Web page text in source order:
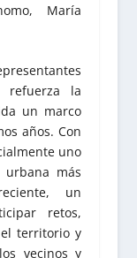
María
refuerza la
un marco
años. Con
uno
urbana más
un
retos,
territorio y
vecinos y